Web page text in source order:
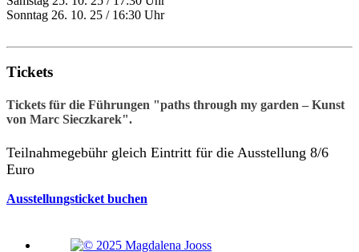
Sonntag 26. 10. 25 / 16:30 Uhr
Tickets
Tickets für die Führungen "paths through my garden – Kunst
von Marc Sieczkarek".
Teilnahmegebühr gleich Eintritt für die Ausstellung 8/6
Euro
Ausstellungsticket buchen